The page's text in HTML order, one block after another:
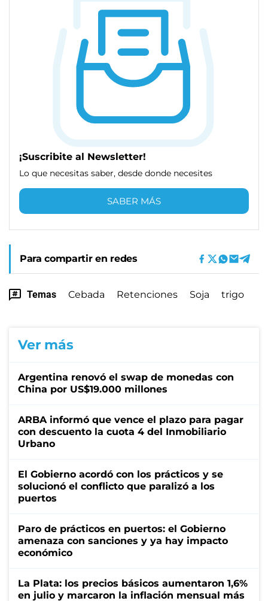
¡Suscribite al Newsletter!
Lo que necesitas saber, desde donde necesites
SABER MÁS
Para compartir en redes
Temas Cebada Retenciones Soja trigo
Ver más
Argentina renovó el swap de monedas con
China por US$19.000 millones
ARBA informó que vence el plazo para pagar
con descuento la cuota 4 del Inmobiliario
Urbano
El Gobierno acordó con los prácticos y se
solucionó el conflicto que paralizó a los
puertos
Paro de prácticos en puertos: el Gobierno
amenaza con sanciones y ya hay impacto
económico
La Plata: los precios básicos aumentaron 1,6%
en julio y marcaron la inflación mensual más